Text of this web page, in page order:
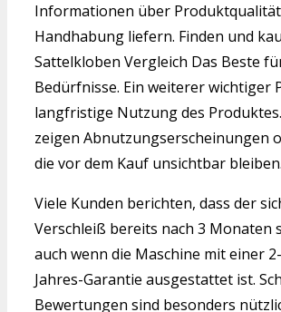
Informationen über
Handhabung liefern. Finden und
Sattelkloben Vergleich Das Beste
Bedürfnisse. Ein weiterer wichtiger
langfristige Nutzung des
zeigen Abnutzungserscheinungen
die vor dem Kauf unsichtbar bleiben.
Viele Kunden berichten, dass der
Verschleiß bereits nach 3 Monaten
auch wenn die Maschine mit einer
Jahres-Garantie ausgestattet ist.
Bewertungen sind besonders